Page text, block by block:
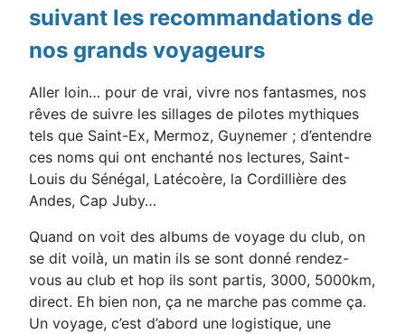
suivant les recommandations de
nos grands voyageurs
Aller loin… pour de vrai, vivre nos fantasmes, nos
rêves de suivre les sillages de pilotes mythiques
tels que Saint-Ex, Mermoz, Guynemer ; d’entendre
ces noms qui ont enchanté nos lectures, Saint-
Louis du Sénégal, Latécoère, la Cordillière des
Andes, Cap Juby…
Quand on voit des albums de voyage du club, on
se dit voilà, un matin ils se sont donné rendez-
vous au club et hop ils sont partis, 3000, 5000km,
direct. Eh bien non, ça ne marche pas comme ça.
Un voyage, c’est d’abord une logistique, une